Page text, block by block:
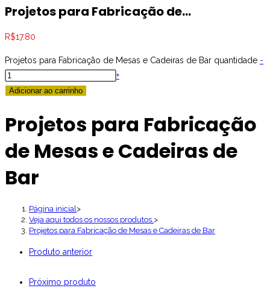
Projetos para Fabricação de…
R$17.80
Projetos para Fabricação de Mesas e Cadeiras de Bar quantidade -
+
Adicionar ao carrinho
Projetos para Fabricação
de Mesas e Cadeiras de
Bar
Página inicial>
Veja aqui todos os nossos produtos.>
Projetos para Fabricação de Mesas e Cadeiras de Bar
Produto anterior
Próximo produto